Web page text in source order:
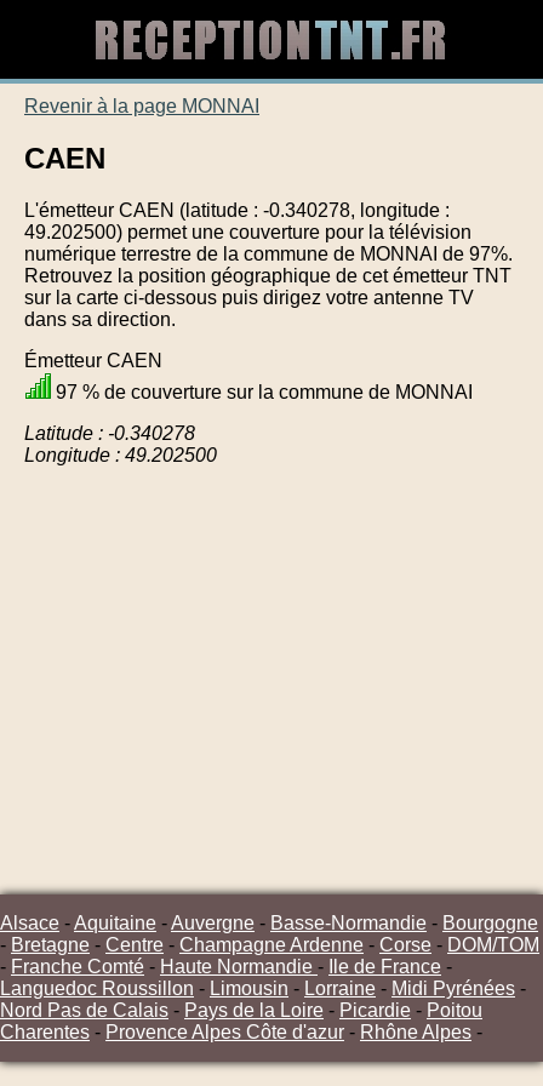
Revenir à la page MONNAI
CAEN
L'émetteur CAEN (latitude : -0.340278, longitude :
49.202500) permet une couverture pour la télévision
numérique terrestre de la commune de MONNAI de 97%.
Retrouvez la position géographique de cet émetteur TNT
sur la carte ci-dessous puis dirigez votre antenne TV
dans sa direction.
Émetteur CAEN
97 % de couverture sur la commune de MONNAI
Latitude : -0.340278
Longitude : 49.202500
Alsace -Aquitaine -Auvergne - Basse-Normandie - Bourgogne
- Bretagne - Centre - Champagne Ardenne - Corse - DOM/TOM
- Franche Comté - Haute Normandie - Ile de France -
Languedoc Roussillon - Limousin - Lorraine - Midi Pyrénées -
Nord Pas de Calais - Pays de la Loire - Picardie - Poitou
Charentes - Provence Alpes Côte d'azur - Rhône Alpes -